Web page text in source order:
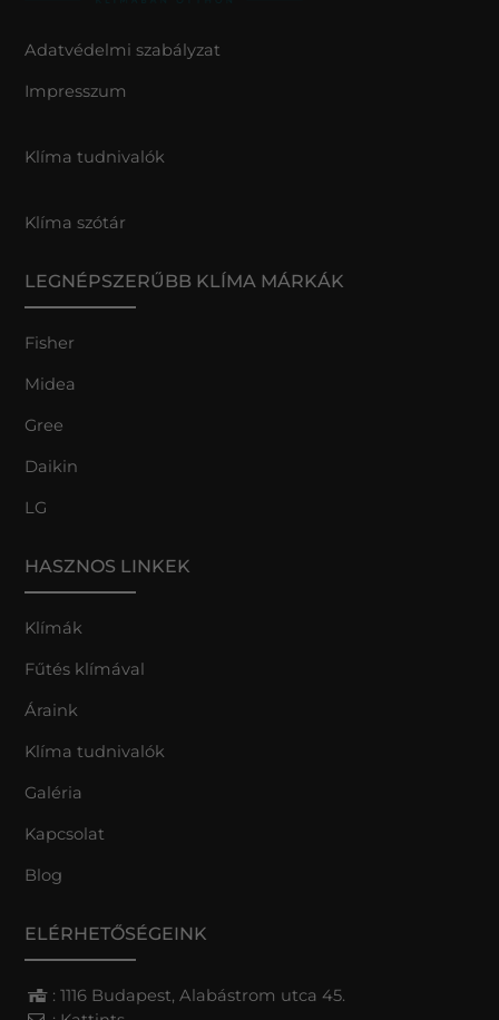
Adatvédelmi szabályzat
Impresszum
Klíma tudnivalók
Klíma szótár
LEGNÉPSZERŰBB KLÍMA MÁRKÁK
Fisher
Midea
Gree
Daikin
LG
HASZNOS LINKEK
Klímák
Fűtés klímával
Áraink
Klíma tudnivalók
Galéria
Kapcsolat
Blog
ELÉRHETŐSÉGEINK
: 1116 Budapest, Alabástrom utca 45.